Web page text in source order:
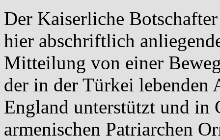
Der Kaiserliche
hier abschriftlich
Mitteilung von einer
der in der Türkei lebenden
England unterstützt und in
armenischen Patriarchen